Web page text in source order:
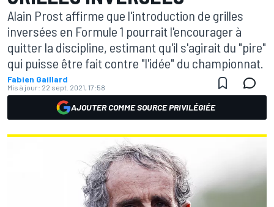
Alain Prost affirme que l'introduction de grilles
inversées en Formule 1 pourrait l'encourager à
quitter la discipline, estimant qu'il s'agirait du "pire"
qui puisse être fait contre "l'idée" du championnat.
Fabien Gaillard
Mis à jour: 22 sept. 2021, 17:58
AJOUTER COMME SOURCE PRIVILÉGIÉE